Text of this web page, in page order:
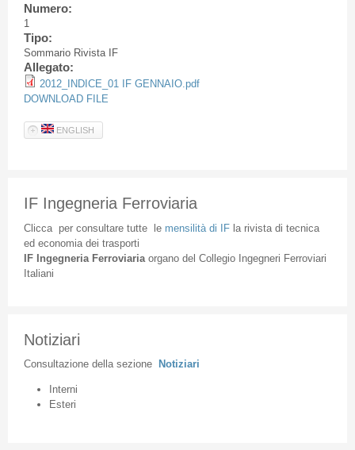
Numero:
1
Tipo:
Sommario Rivista IF
Allegato:
2012_INDICE_01 IF GENNAIO.pdf
DOWNLOAD FILE
ENGLISH
IF Ingegneria Ferroviaria
Cliccaper consultare tuttele mensilità di IFla rivista di tecnica
ed economia dei trasporti
IF Ingegneria Ferroviaria organodel Collegio Ingegneri Ferroviari
Italiani
Notiziari
Consultazione della sezione Notiziari
Interni
Esteri